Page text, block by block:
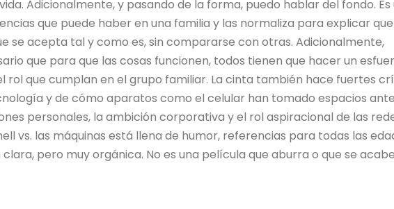
Adicionalmente, y pasando de la forma, puedo hablar del fondo. Es
que puede haber en una familia y las normaliza para explicar
se acepta tal y como es, sin compararse con otras. Adicionalmente,
que para que las cosas funcionen, todos tienen que hacer un
rol que cumplan en el grupo familiar. La cinta también hace fuertes
y de cómo aparatos como el celular han tomado espacios
personales, la ambición corporativa y el rol aspiracional de las
vs. las máquinas está llena de humor, referencias para todas las
pero muy orgánica. No es una película que aburra o que se